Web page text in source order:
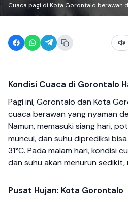
Cuaca pagi di Kota Gorontalo berawan
Kondisi Cuaca di Gorontalo
Pagi ini, Gorontalo dan Kota
cuaca berawan yang nyaman
Namun, memasuki siang hari,
muncul, dan suhu diprediksi
31°C. Pada malam hari, kondisi
dan suhu akan menurun
Pusat Hujan: Kota Gorontalo